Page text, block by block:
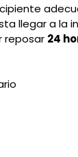
llegar a la
reposar 24